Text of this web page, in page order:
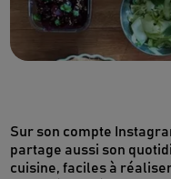
Sur son compte
partage aussi son
cuisine, faciles à